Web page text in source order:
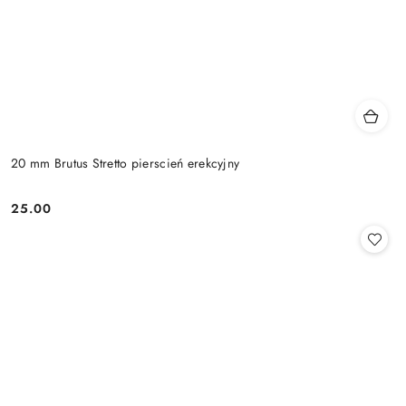
20 mm Brutus Stretto pierscień erekcyjny
Cena:
25.00